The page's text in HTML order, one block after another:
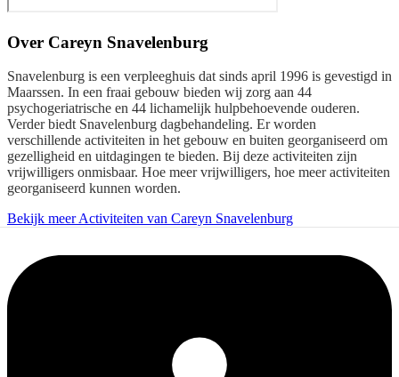
Over Careyn Snavelenburg
Snavelenburg is een verpleeghuis dat sinds april 1996 is gevestigd in
Maarssen. In een fraai gebouw bieden wij zorg aan 44
psychogeriatrische en 44 lichamelijk hulpbehoevende ouderen.
Verder biedt Snavelenburg dagbehandeling. Er worden
verschillende activiteiten in het gebouw en buiten georganiseerd om
gezelligheid en uitdagingen te bieden. Bij deze activiteiten zijn
vrijwilligers onmisbaar. Hoe meer vrijwilligers, hoe meer activiteiten
georganiseerd kunnen worden.
Bekijk meer Activiteiten van Careyn Snavelenburg